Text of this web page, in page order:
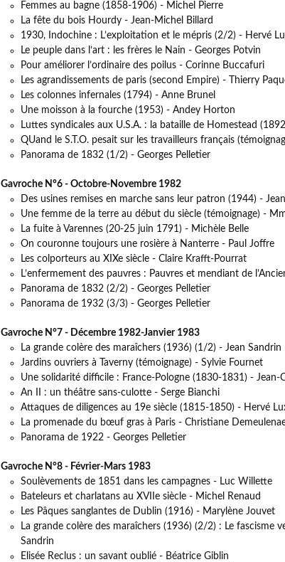
Femmes au bagne (1858-1906) - Michel Pierre
La fête du bois Hourdy - Jean-Michel Billard
1930, Indochine : L’exploitation et le mépris (2/2) - Hervé
Le peuple dans l’art : les frères le Nain - Georges Potvin
Pour améliorer l’ordinaire des poilus - Corinne Buccafuri
Les agrandissements de paris (second Empire) - Thierry
Les colonnes infernales (1794) - Anne Brunel
Une moisson à la fourche (1953) - Andey Horton
Luttes syndicales aux U.S.A. : la bataille de Homestead
QUand le S.T.O. pesait sur les travailleurs français
Panorama de 1832 (1/2) - Georges Pelletier
Gavroche N°6 - Octobre-Novembre 1982
Des usines remises en marche sans leur patron (1944) -
Une femme de la terre au début du siècle (témoignage) -
La fuite à Varennes (20-25 juin 1791) - Michèle Belle
On couronne toujours une rosière à Nanterre - Paul Joffre
Les colporteurs au XIXe siècle - Claire Krafft-Pourrat
L’enfermement des pauvres : Pauvres et mendiant de
Panorama de 1832 (2/2) - Georges Pelletier
Panorama de 1932 (3/3) - Georges Pelletier
Gavroche N°7 - Décembre 1982-Janvier 1983
La grande colère des maraîchers (1936) (1/2) - Jean Sandrin
Jardins ouvriers à Taverny (témoignage) - Sylvie Fournet
Une solidarité difficile : France-Pologne (1830-1831) - Jean-
An II : un théâtre sans-culotte - Serge Bianchi
Attaques de diligences au 19e siècle (1815-1850) - Hervé
La promenade du bœuf gras à Paris - Christiane
Panorama de 1922 - Georges Pelletier
Gavroche N°8 - Février-Mars 1983
Soulèvements de 1851 dans les campagnes - Luc Willette
Bateleurs et charlatans au XVIIe siècle - Michel Renaud
Les Pâques sanglantes de Dublin (1916) - Marylène Jouvet
La grande colère des maraîchers (1936) (2/2) : Le fascisme
Sandrin
Elisée Reclus : un savant oublié - Béatrice Giblin